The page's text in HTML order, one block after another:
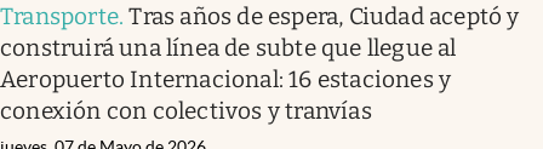
Transporte.Tras años de espera, Ciudad aceptó y
construirá una línea de subte que llegue al
Aeropuerto Internacional: 16 estaciones y
conexión con colectivos y tranvías